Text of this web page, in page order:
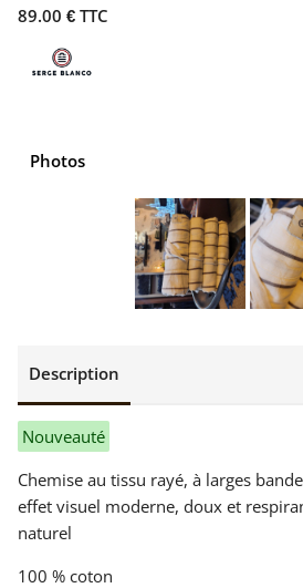
89.00 € TTC
Photos
Description
Nouveauté
Chemise au tissu rayé, à larges
effet visuel moderne, doux et
naturel
100 % coton